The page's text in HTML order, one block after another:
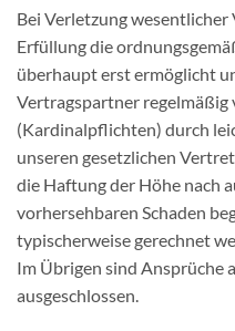
Bei Verletzung
Erfüllung die
überhaupt erst ermöglicht
Vertragspartner regelmäßig
(Kardinalpflichten) durch
unseren gesetzlichen
die Haftung der Höhe nach
vorhersehbaren Schaden
typischerweise gerechnet
Im Übrigen sind Ansprüche
ausgeschlossen.